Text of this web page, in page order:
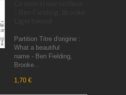
Partition Titre d'origine :
What a beautiful
name - Ben Fielding,
Brooke...
1,70 €